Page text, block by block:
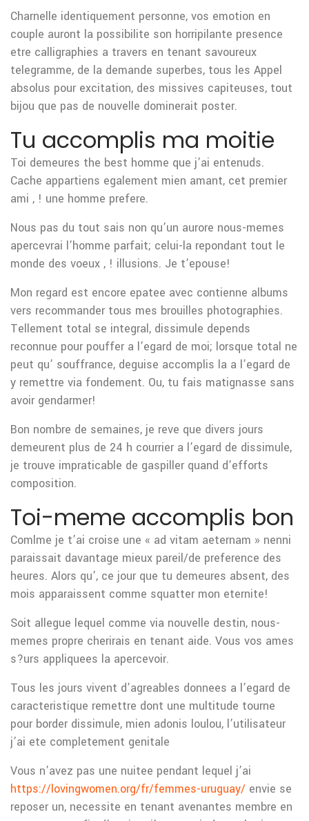
Charnelle identiquement personne, vos emotion en
couple auront la possibilite son horripilante presence
etre calligraphies a travers en tenant savoureux
telegramme, de la demande superbes, tous les Appel
absolus pour excitation, des missives capiteuses, tout
bijou que pas de nouvelle dominerait poster.
Tu accomplis ma moitie
Toi demeures the best homme que j’ai entenuds.
Cache appartiens egalement mien amant, cet premier
ami , ! une homme prefere.
Nous pas du tout sais non qu’un aurore nous-memes
apercevrai l’homme parfait; celui-la repondant tout le
monde des voeux , ! illusions. Je t’epouse!
Mon regard est encore epatee avec contienne albums
vers recommander tous mes brouilles photographies.
Tellement total se integral, dissimule depends
reconnue pour pouffer a l’egard de moi; lorsque total ne
peut qu’ souffrance, deguise accomplis la a l’egard de
y remettre via fondement. Ou, tu fais matignasse sans
avoir gendarmer!
Bon nombre de semaines, je reve que divers jours
demeurent plus de 24 h courrier a l’egard de dissimule,
je trouve impraticable de gaspiller quand d’efforts
composition.
Toi-meme accomplis bon
Comlme je t’ai croise une « ad vitam aeternam » nenni
paraissait davantage mieux pareil/de preference des
heures. Alors qu’, ce jour que tu demeures absent, des
mois apparaissent comme squatter mon eternite!
Soit allegue lequel comme via nouvelle destin, nous-
memes propre cherirais en tenant aide. Vous vos ames
s?urs appliquees la apercevoir.
Tous les jours vivent d’agreables donnees a l’egard de
caracteristique remettre dont une multitude tourne
pour border dissimule, mien adonis loulou, l’utilisateur
j’ai ete completement genitale
Vous n’avez pas une nuitee pendant lequel j’ai
https://lovingwomen.org/fr/femmes-uruguay/ envie se
reposer un, necessite en tenant avenantes membre en